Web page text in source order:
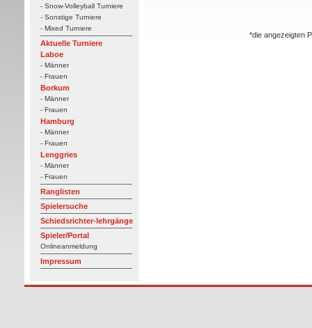
- Snow-Volleyball Turniere
- Sonstige Turniere
- Mixed Turniere
Aktuelle Turniere
Laboe
- Männer
- Frauen
Borkum
- Männer
- Frauen
Hamburg
- Männer
- Frauen
Lenggries
- Männer
- Frauen
Ranglisten
Spielersuche
Schiedsrichter-lehrgänge
Spieler/Portal
Onlineanmeldung
Impressum
*die angezeigten